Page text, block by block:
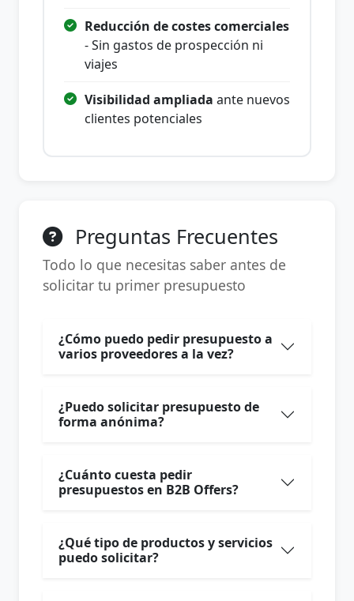
Reducción de costes comerciales
- Sin gastos de prospección ni
viajes
Visibilidad ampliada ante nuevos
clientes potenciales
Preguntas Frecuentes
Todo lo que necesitas saber antes de
solicitar tu primer presupuesto
¿Cómo puedo pedir presupuesto a
varios proveedores a la vez?
¿Puedo solicitar presupuesto de
forma anónima?
¿Cuánto cuesta pedir
presupuestos en B2B Offers?
¿Qué tipo de productos y servicios
puedo solicitar?